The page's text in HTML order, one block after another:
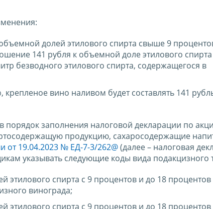
долей этилового спирта свыше 9
141 рубля к объемной доле этилового
безводного этилового спирта, содержащегося в
вино наливом будет составлять 141
порядок заполнения налоговой декларации по
продукцию, сахаросодержащие
от 19.04.2023 № ЕД-7-3/262@(далее – налоговая
указывать следующие коды вида подакцизного
этилового спирта с 9 процентов и до 18 процентов
винограда;
этилового спирта с 9 процентов и до 18 процентов